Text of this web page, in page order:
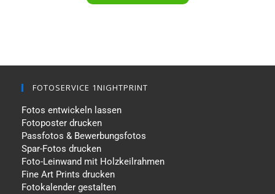
FOTOSERVICE 1NIGHTPRINT
Fotos entwickeln lassen
Fotoposter drucken
Passfotos & Bewerbungsfotos
Spar-Fotos drucken
Foto-Leinwand mit Holzkeilrahmen
Fine Art Prints drucken
Fotokalender gestalten